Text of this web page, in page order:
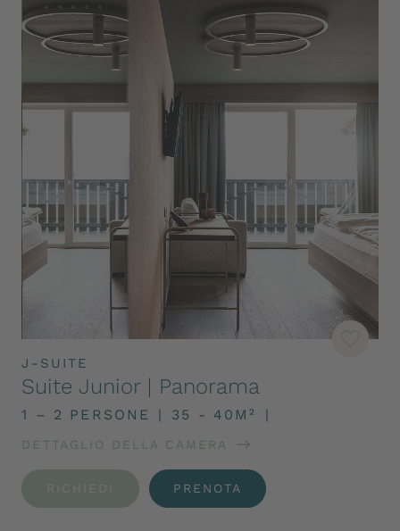
J-SUITE
Suite Junior | Panorama
1 – 2 PERSONE | 35 - 40M² |
DETTAGLIO DELLA CAMERA
RICHIEDI PRENOTA